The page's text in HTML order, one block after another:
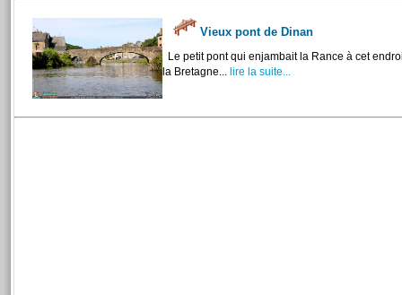
Vieux pont de Dinan
Le petit pont qui enjambait la Rance à cet
la Bretagne... lire la suite...